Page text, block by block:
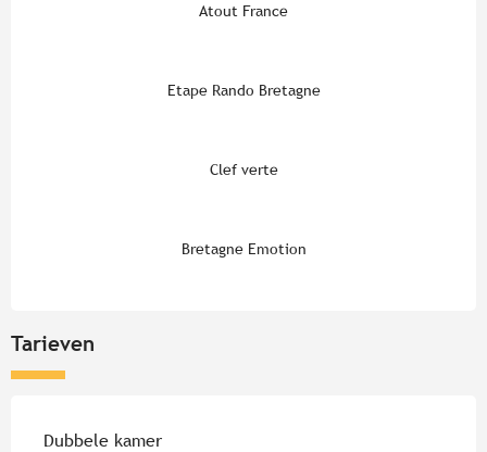
Atout France
Etape Rando Bretagne
Clef verte
Bretagne Emotion
Tarieven
Tarieven 2026
Dubbele kamer